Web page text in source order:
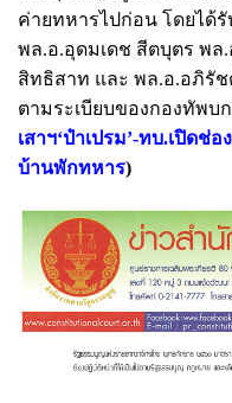
ค่ายทหารไปก่อน โดยได้
พล.อ.อุดมเดช สีตบุตร พล
สิทธิสาท และ พล.อ.อภิรัช
ตามระเบียบของกองทัพบ
เสาฯ‘ป๋าเปรม’-ทบ.เปิดช่
บ้านพักทหาร)